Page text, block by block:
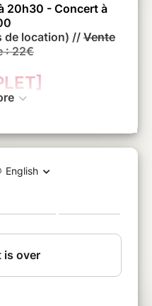
20h30 - Concert à
de location) // Vente
: 22€
ses machines et sa
travestir pour revêtir
in Love